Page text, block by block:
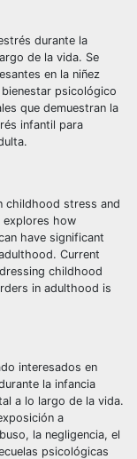
durante la
de la vida. Se
en la niñez
psicológico
que demuestran la
infantil para
childhood stress and
how
have significant
Current
childhood
in adulthood is
interesados en
la infancia
a lo largo de la vida.
a
la negligencia, el
psicológicas